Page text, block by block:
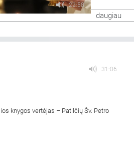
22:58
daugiau
31:06
knygos vertėjas – Patilčių Šv. Petro